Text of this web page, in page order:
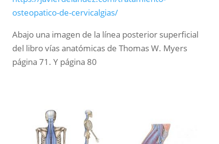
osteopatico-de-cervicalgias/
Abajo una imagen de la línea posterior superficial
del libro vías anatómicas de Thomas W. Myers
página 71. Y página 80